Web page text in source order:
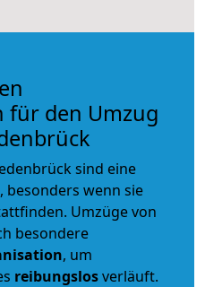
für den Umzug
sind eine
besonders wenn sie
Umzüge von
besondere
, um
reibungslosverläuft.